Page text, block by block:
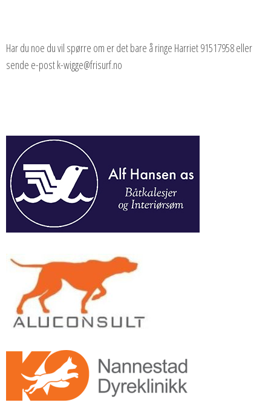
Har du noe du vil spørre om er det bare å ringe Harriet 91517958 eller
sende e-post k-wigge@frisurf.no